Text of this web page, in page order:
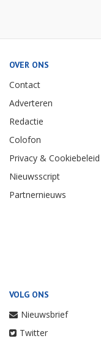
OVER ONS
Contact
Adverteren
Redactie
Colofon
Privacy & Cookiebeleid
Nieuwsscript
Partnernieuws
VOLG ONS
Nieuwsbrief
Twitter